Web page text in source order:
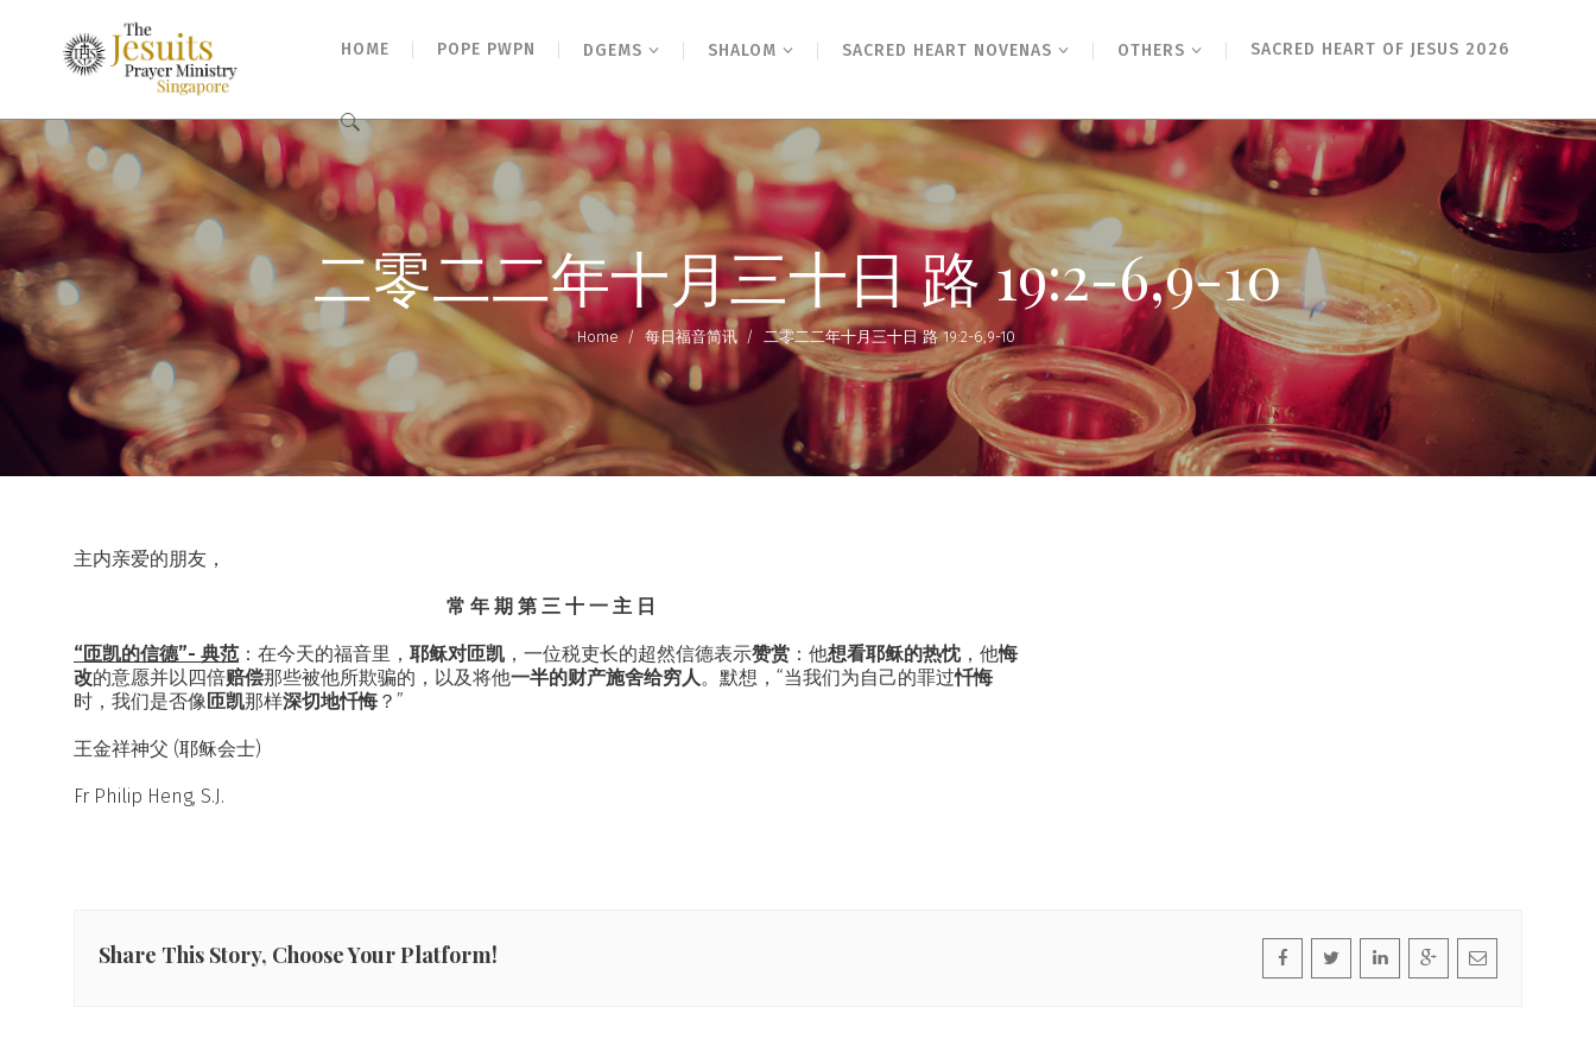
HOME POPE PWPN DGEMS SHALOM SACRED HEART NOVENAS OTHERS SACRED HEART OF JESUS 2026
Search
for:
二零二二年十月三十日 路 19:2-6,9-10
Home / 每日福音简讯 / 二零二二年十月三十日 路 19:2-6,9-10
主内亲爱的朋友，
常 年 期 第 三 十 一 主 日
“匝凯的信德”- 典范：在今天的福音里， 耶稣对匝凯 ，一位税吏长的超然信德表示赞赏 ：他想看耶稣的热忱 ，他悔
改的意愿并以四倍赔偿那些被他所欺骗的，以及将他一半的财产施舍给穷人。默想，“当我们为自己的罪过忏悔
时，我们是否像匝凯那样深切地忏悔 ？”
王金祥神父 (耶稣会士)
Fr Philip Heng, S.J.
Share This Story, Choose Your Platform!